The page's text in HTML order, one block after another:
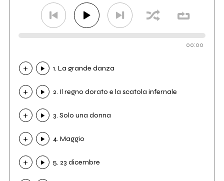
00:00
1. La grande danza
2. Il regno dorato e la scatola infernale
3. Solo una donna
4. Maggio
5. 23 dicembre